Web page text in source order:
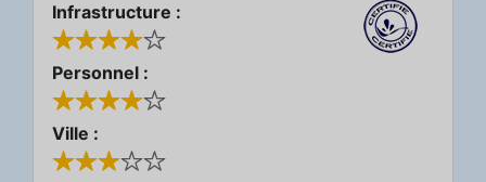
Infrastructure :
Personnel :
Ville :